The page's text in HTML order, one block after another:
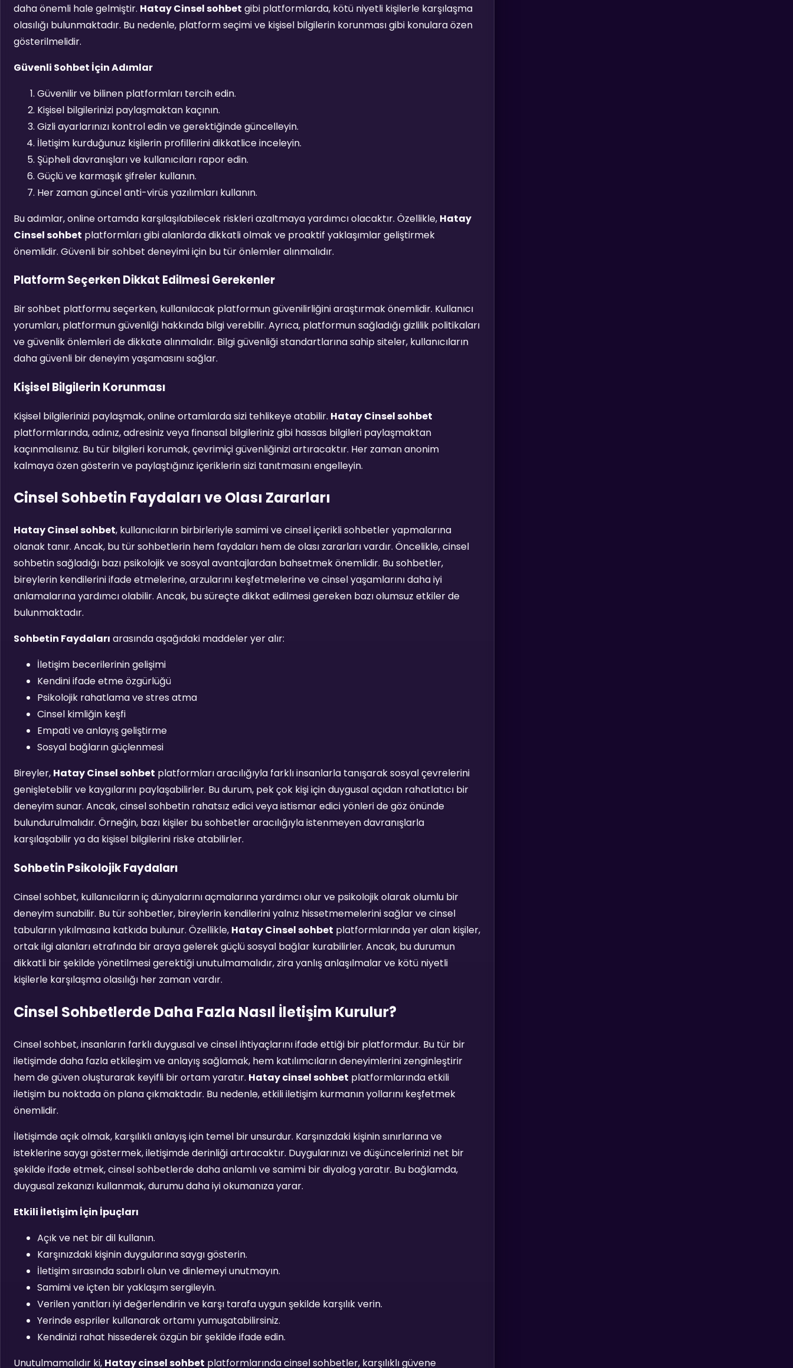
daha önemli hale gelmiştir. Hatay Cinsel sohbet gibi platformlarda, kötü niyetli kişilerle karşılaşma
olasılığı bulunmaktadır. Bu nedenle, platform seçimi ve kişisel bilgilerin korunması gibi konulara özen
gösterilmelidir.
Güvenli Sohbet İçin Adımlar
Güvenilir ve bilinen platformları tercih edin.
Kişisel bilgilerinizi paylaşmaktan kaçının.
Gizli ayarlarınızı kontrol edin ve gerektiğinde güncelleyin.
İletişim kurduğunuz kişilerin profillerini dikkatlice inceleyin.
Şüpheli davranışları ve kullanıcıları rapor edin.
Güçlü ve karmaşık şifreler kullanın.
Her zaman güncel anti-virüs yazılımları kullanın.
Bu adımlar, online ortamda karşılaşılabilecek riskleri azaltmaya yardımcı olacaktır. Özellikle, Hatay
Cinsel sohbet platformları gibi alanlarda dikkatli olmak ve proaktif yaklaşımlar geliştirmek
önemlidir. Güvenli bir sohbet deneyimi için bu tür önlemler alınmalıdır.
Platform Seçerken Dikkat Edilmesi Gerekenler
Bir sohbet platformu seçerken, kullanılacak platformun güvenilirliğini araştırmak önemlidir. Kullanıcı
yorumları, platformun güvenliği hakkında bilgi verebilir. Ayrıca, platformun sağladığı gizlilik politikaları
ve güvenlik önlemleri de dikkate alınmalıdır. Bilgi güvenliği standartlarına sahip siteler, kullanıcıların
daha güvenli bir deneyim yaşamasını sağlar.
Kişisel Bilgilerin Korunması
Kişisel bilgilerinizi paylaşmak, online ortamlarda sizi tehlikeye atabilir. Hatay Cinsel sohbet
platformlarında, adınız, adresiniz veya finansal bilgileriniz gibi hassas bilgileri paylaşmaktan
kaçınmalısınız. Bu tür bilgileri korumak, çevrimiçi güvenliğinizi artıracaktır. Her zaman anonim
kalmaya özen gösterin ve paylaştığınız içeriklerin sizi tanıtmasını engelleyin.
Cinsel Sohbetin Faydaları ve Olası Zararları
Hatay Cinsel sohbet, kullanıcıların birbirleriyle samimi ve cinsel içerikli sohbetler yapmalarına
olanak tanır. Ancak, bu tür sohbetlerin hem faydaları hem de olası zararları vardır. Öncelikle, cinsel
sohbetin sağladığı bazı psikolojik ve sosyal avantajlardan bahsetmek önemlidir. Bu sohbetler,
bireylerin kendilerini ifade etmelerine, arzularını keşfetmelerine ve cinsel yaşamlarını daha iyi
anlamalarına yardımcı olabilir. Ancak, bu süreçte dikkat edilmesi gereken bazı olumsuz etkiler de
bulunmaktadır.
Sohbetin Faydaları arasında aşağıdaki maddeler yer alır:
İletişim becerilerinin gelişimi
Kendini ifade etme özgürlüğü
Psikolojik rahatlama ve stres atma
Cinsel kimliğin keşfi
Empati ve anlayış geliştirme
Sosyal bağların güçlenmesi
Bireyler, Hatay Cinsel sohbet platformları aracılığıyla farklı insanlarla tanışarak sosyal çevrelerini
genişletebilir ve kaygılarını paylaşabilirler. Bu durum, pek çok kişi için duygusal açıdan rahatlatıcı bir
deneyim sunar. Ancak, cinsel sohbetin rahatsız edici veya istismar edici yönleri de göz önünde
bulundurulmalıdır. Örneğin, bazı kişiler bu sohbetler aracılığıyla istenmeyen davranışlarla
karşılaşabilir ya da kişisel bilgilerini riske atabilirler.
Sohbetin Psikolojik Faydaları
Cinsel sohbet, kullanıcıların iç dünyalarını açmalarına yardımcı olur ve psikolojik olarak olumlu bir
deneyim sunabilir. Bu tür sohbetler, bireylerin kendilerini yalnız hissetmemelerini sağlar ve cinsel
tabuların yıkılmasına katkıda bulunur. Özellikle, Hatay Cinsel sohbet platformlarında yer alan kişiler,
ortak ilgi alanları etrafında bir araya gelerek güçlü sosyal bağlar kurabilirler. Ancak, bu durumun
dikkatli bir şekilde yönetilmesi gerektiği unutulmamalıdır, zira yanlış anlaşılmalar ve kötü niyetli
kişilerle karşılaşma olasılığı her zaman vardır.
Cinsel Sohbetlerde Daha Fazla Nasıl İletişim Kurulur?
Cinsel sohbet, insanların farklı duygusal ve cinsel ihtiyaçlarını ifade ettiği bir platformdur. Bu tür bir
iletişimde daha fazla etkileşim ve anlayış sağlamak, hem katılımcıların deneyimlerini zenginleştirir
hem de güven oluşturarak keyifli bir ortam yaratır. Hatay cinsel sohbet platformlarında etkili
iletişim bu noktada ön plana çıkmaktadır. Bu nedenle, etkili iletişim kurmanın yollarını keşfetmek
önemlidir.
İletişimde açık olmak, karşılıklı anlayış için temel bir unsurdur. Karşınızdaki kişinin sınırlarına ve
isteklerine saygı göstermek, iletişimde derinliği artıracaktır. Duygularınızı ve düşüncelerinizi net bir
şekilde ifade etmek, cinsel sohbetlerde daha anlamlı ve samimi bir diyalog yaratır. Bu bağlamda,
duygusal zekanızı kullanmak, durumu daha iyi okumanıza yarar.
Etkili İletişim İçin İpuçları
Açık ve net bir dil kullanın.
Karşınızdaki kişinin duygularına saygı gösterin.
İletişim sırasında sabırlı olun ve dinlemeyi unutmayın.
Samimi ve içten bir yaklaşım sergileyin.
Verilen yanıtları iyi değerlendirin ve karşı tarafa uygun şekilde karşılık verin.
Yerinde espriler kullanarak ortamı yumuşatabilirsiniz.
Kendinizi rahat hissederek özgün bir şekilde ifade edin.
Unutulmamalıdır ki, Hatay cinsel sohbet platformlarında cinsel sohbetler, karşılıklı güvene